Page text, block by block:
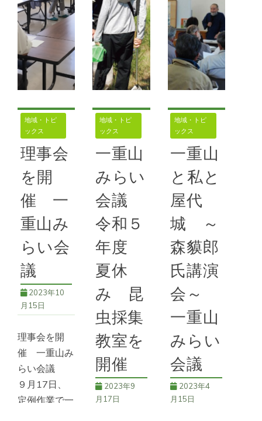
らい会議では
昨年に引き続
き「夏休み昆
虫採集教室」
を開催した。
（屋代小・埴
生小・五加
小）の児童や
千曲坂城クラ
ブ・ＨＳ
続きを読む
*千曲坂城ク
ラブ
56号, 一重山
みらい会議
市山城狼煙リ
レー」の第２
回開催に向け
ての会合を７
月16日、上
化財センター
で行った
続きを読む
55号,
一重山
みらい会議
０人もの来
場 一重山み
らい会議
一重山みらい
会議は２月
18日、千曲
ンター・てと
てで総会と講
演会を開催。
博物館名誉教
授の井原今朝
男さんによる
「屋代城と屋
代一族」の講
続きを読む
*ちくま未来
戦略研究機構
50
一重山みらい
会議, 講演
地域・トピ
ックス
理事会
を開
催 一
重山み
らい会
議
2023年10
月15日
理事会を開
催 一重山み
らい会議
９月17日、
定例作業で一
地域・トピ
ックス
一重山
みらい
会議
令和５
年度
夏休
み 昆
虫採集
教室を
開催
2023年9
月17日
地域・トピ
ックス
一重山
と私と
屋代
城 ～
森貘郎
氏講演
会～
一重山
みらい
会議
2023年4
月15日